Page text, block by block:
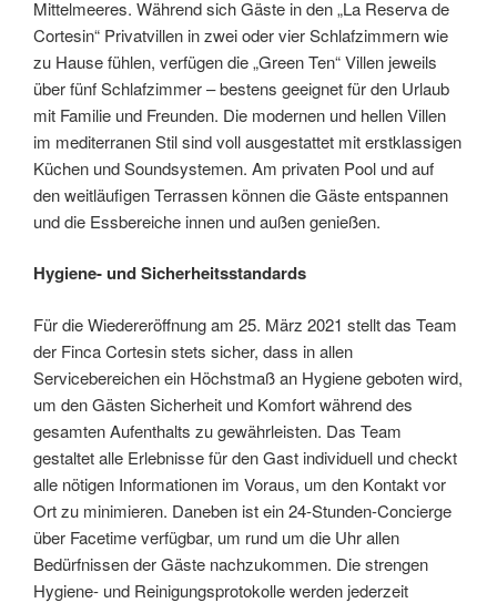
Mittelmeeres. Während sich Gäste in den „La Reserva de
Cortesin“ Privatvillen in zwei oder vier Schlafzimmern wie
zu Hause fühlen, verfügen die „Green Ten“ Villen jeweils
über fünf Schlafzimmer – bestens geeignet für den Urlaub
mit Familie und Freunden. Die modernen und hellen Villen
im mediterranen Stil sind voll ausgestattet mit erstklassigen
Küchen und Soundsystemen. Am privaten Pool und auf
den weitläufigen Terrassen können die Gäste entspannen
und die Essbereiche innen und außen genießen.
Hygiene- und Sicherheitsstandards
Für die Wiedereröffnung am 25. März 2021 stellt das Team
der Finca Cortesin stets sicher, dass in allen
Servicebereichen ein Höchstmaß an Hygiene geboten wird,
um den Gästen Sicherheit und Komfort während des
gesamten Aufenthalts zu gewährleisten. Das Team
gestaltet alle Erlebnisse für den Gast individuell und checkt
alle nötigen Informationen im Voraus, um den Kontakt vor
Ort zu minimieren. Daneben ist ein 24-Stunden-Concierge
über Facetime verfügbar, um rund um die Uhr allen
Bedürfnissen der Gäste nachzukommen. Die strengen
Hygiene- und Reinigungsprotokolle werden jederzeit